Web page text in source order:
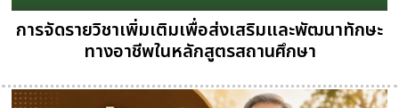
การจัดรายวิชาเพิ่มเติมเพื่อส่งเสริมและพัฒนาทักษะ
ทางอาชีพในหลักสูตรสถานศึกษา